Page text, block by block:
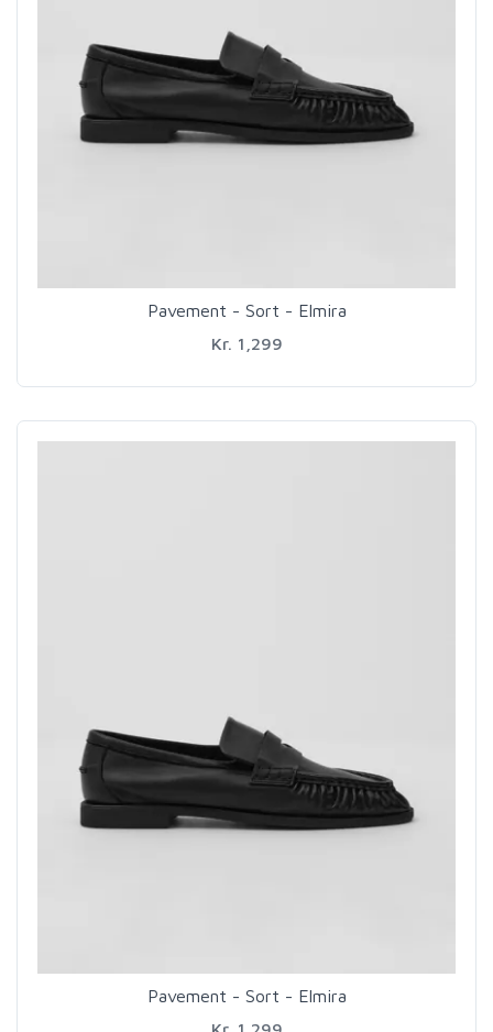
Pavement - Sort - Elmira
Kr. 1,299
Pavement - Sort - Elmira